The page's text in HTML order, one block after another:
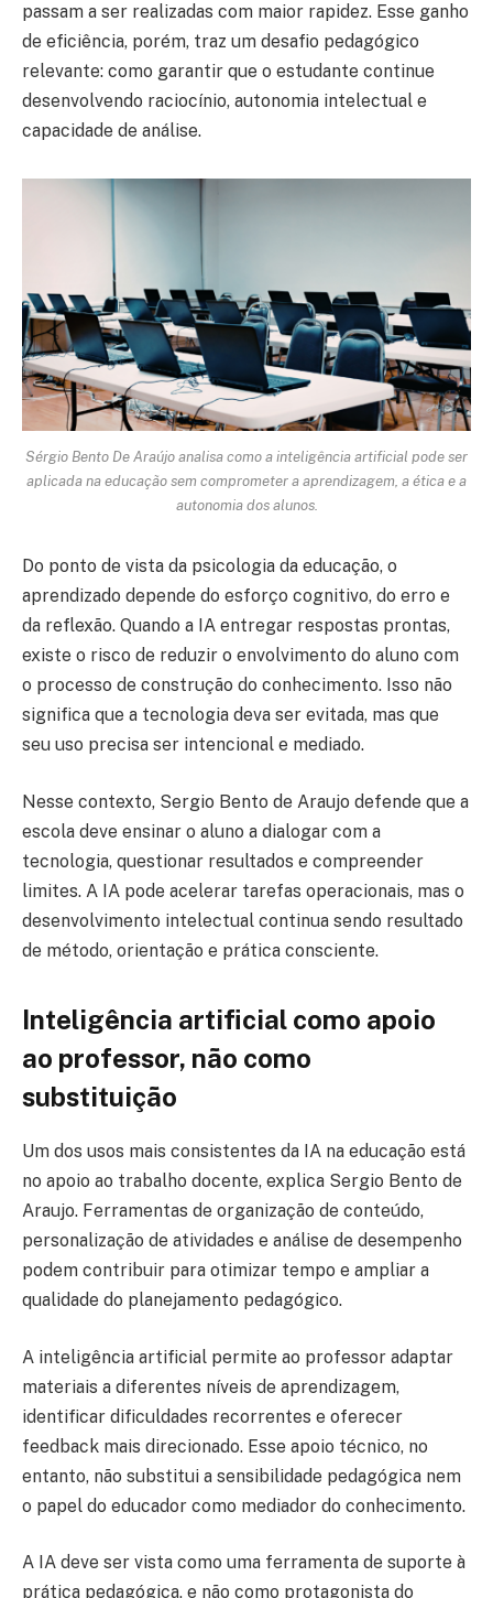
passam a ser realizadas com maior rapidez. Esse ganho
de eficiência, porém, traz um desafio pedagógico
relevante: como garantir que o estudante continue
desenvolvendo raciocínio, autonomia intelectual e
capacidade de análise.
Sérgio Bento De Araújo analisa como a inteligência artificial pode ser
aplicada na educação sem comprometer a aprendizagem, a ética e a
autonomia dos alunos.
Do ponto de vista da psicologia da educação, o
aprendizado depende do esforço cognitivo, do erro e
da reflexão. Quando a IA entregar respostas prontas,
existe o risco de reduzir o envolvimento do aluno com
o processo de construção do conhecimento. Isso não
significa que a tecnologia deva ser evitada, mas que
seu uso precisa ser intencional e mediado.
Nesse contexto, Sergio Bento de Araujo defende que a
escola deve ensinar o aluno a dialogar com a
tecnologia, questionar resultados e compreender
limites. A IA pode acelerar tarefas operacionais, mas o
desenvolvimento intelectual continua sendo resultado
de método, orientação e prática consciente.
Inteligência artificial como apoio
ao professor, não como
substituição
Um dos usos mais consistentes da IA na educação está
no apoio ao trabalho docente, explica Sergio Bento de
Araujo. Ferramentas de organização de conteúdo,
personalização de atividades e análise de desempenho
podem contribuir para otimizar tempo e ampliar a
qualidade do planejamento pedagógico.
A inteligência artificial permite ao professor adaptar
materiais a diferentes níveis de aprendizagem,
identificar dificuldades recorrentes e oferecer
feedback mais direcionado. Esse apoio técnico, no
entanto, não substitui a sensibilidade pedagógica nem
o papel do educador como mediador do conhecimento.
A IA deve ser vista como uma ferramenta de suporte à
prática pedagógica, e não como protagonista do